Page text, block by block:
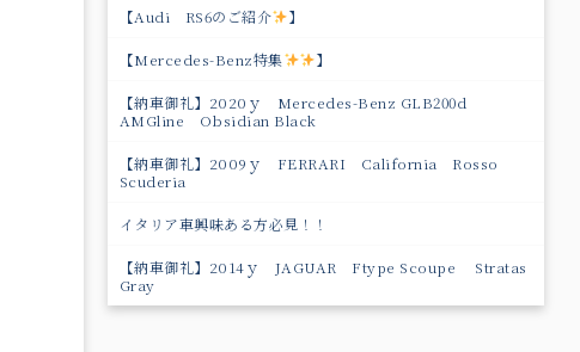
【Audi RS6のご紹介 】
【Mercedes-Benz特集 】
【納車御礼】2020ｙ Mercedes-Benz GLB200d
AMGline Obsidian Black
【納車御礼】2009ｙ FERRARI California Rosso
Scuderia
イタリア車興味ある方必見！！
【納車御礼】2014ｙ JAGUAR Ftype Scoupe Stratas
Gray